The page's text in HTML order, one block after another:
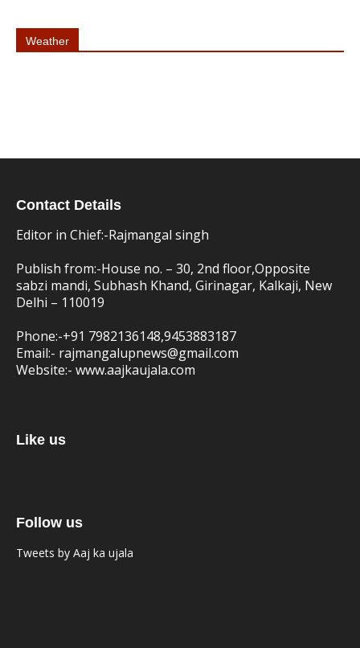
Weather
Contact Details
Editor in Chief:-Rajmangal singh
Publish from:-House no. – 30, 2nd floor,Opposite
sabzi mandi, Subhash Khand, Girinagar, Kalkaji, New
Delhi – 110019
Phone:-+91 7982136148,9453883187
Email:- rajmangalupnews@gmail.com
Website:- www.aajkaujala.com
Like us
Follow us
Tweets by Aaj ka ujala